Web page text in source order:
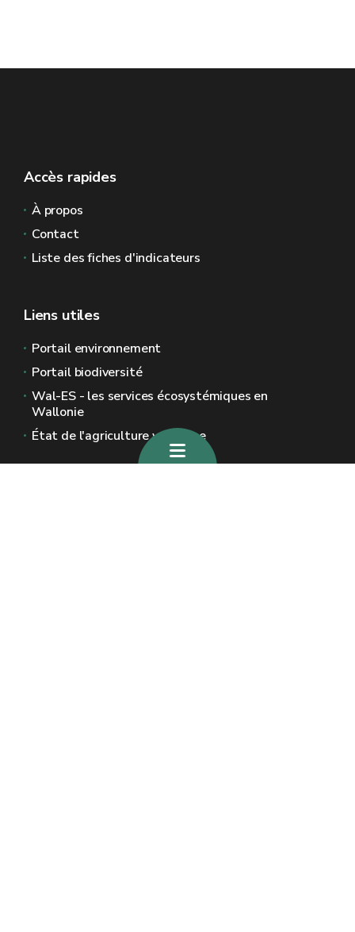
Accès rapides
À propos
Contact
Liste des fiches d'indicateurs
Liens utiles
Portail environnement
Portail biodiversité
Wal-ES - les services écosystémiques en
Wallonie
État de l'agriculture wallonne